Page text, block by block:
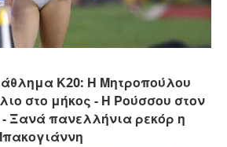
Κ20: Η Μητροπούλου
στο μήκος - Η Ρούσσου στον
- Ξανά πανελλήνια ρεκόρ η